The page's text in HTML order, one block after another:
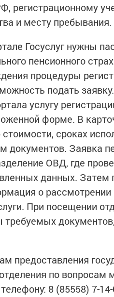
регистрационному
и месту пребывания.
Госуслуг нужны
пенсионного
процедуры
подать
услугу
форме. В
сроках
документов. Заявка
ОВД, где
данных. Затем
о рассмотрении
При посещении
требуемых
предоставления
по
8 (85558) 7-